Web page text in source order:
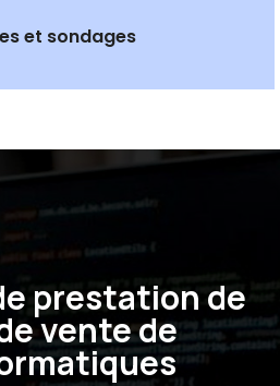
et sondages
prestation de
vente de